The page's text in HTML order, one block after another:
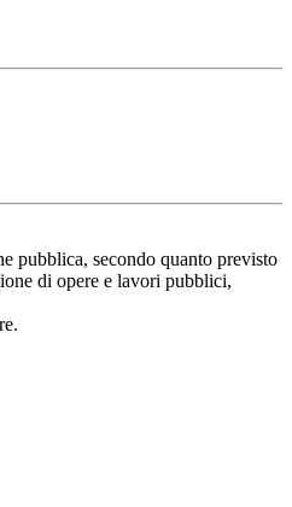
pubblica, secondo quanto previsto
di opere e lavori pubblici,